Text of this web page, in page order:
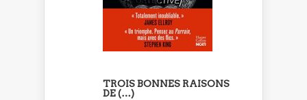
TROIS BONNES RAISONS
DE (…)